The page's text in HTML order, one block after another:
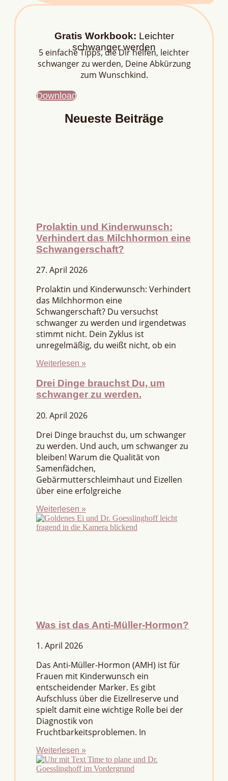
Gratis Workbook: Leichter
schwanger werden
5 einfache Tipps, die Dir helfen, leichter
schwanger zu werden, Deine Abkürzung
zum Wunschkind.
Download
Neueste Beiträge
Prolaktin und Kinderwunsch:
Verhindert das Milchhormon eine
Schwangerschaft?
27. April 2026
Prolaktin und Kinderwunsch: Verhindert
das Milchhormon eine
Schwangerschaft? Du versuchst
schwanger zu werden und irgendetwas
stimmt nicht. Dein Zyklus ist
unregelmäßig, du weißt nicht, ob ein
Weiterlesen »
Drei Dinge brauchst Du, um
schwanger zu werden.
20. April 2026
Drei Dinge brauchst du, um schwanger
zu werden. Und auch, um schwanger zu
bleiben! Warum die Qualität von
Samenfädchen,
Gebärmutterschleimhaut und Eizellen
über eine erfolgreiche
Weiterlesen »
Was ist das Anti-Müller-Hormon?
1. April 2026
Das Anti-Müller-Hormon (AMH) ist für
Frauen mit Kinderwunsch ein
entscheidender Marker. Es gibt
Aufschluss über die Eizellreserve und
spielt damit eine wichtige Rolle bei der
Diagnostik von
Fruchtbarkeitsproblemen. In
Weiterlesen »